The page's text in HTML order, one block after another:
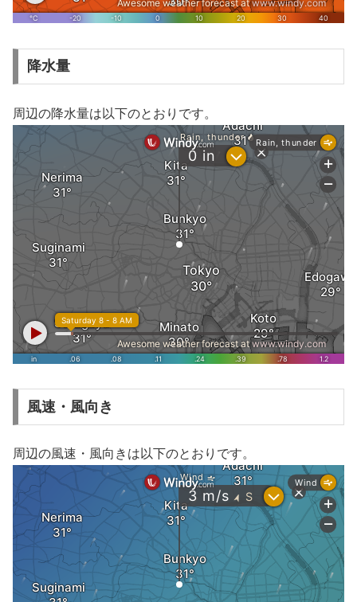
降水量
周辺の降水量は以下のとおりです。
風速・風向き
周辺の風速・風向きは以下のとおりです。